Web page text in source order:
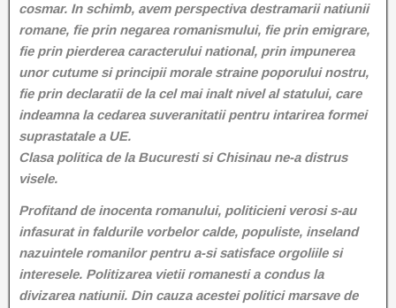
cosmar. In schimb, avem perspectiva destramarii natiunii
romane, fie prin negarea romanismului, fie prin emigrare,
fie prin pierderea caracterului national, prin impunerea
unor cutume si principii morale straine poporului nostru,
fie prin declaratii de la cel mai inalt nivel al statului, care
indeamna la cedarea suveranitatii pentru intarirea formei
suprastatale a UE.
Clasa politica de la Bucuresti si Chisinau ne-a distrus
visele.
Profitand de inocenta romanului, politicieni verosi s-au
infasurat in faldurile vorbelor calde, populiste, inseland
nazuintele romanilor pentru a-si satisface orgoliile si
interesele. Politizarea vietii romanesti a condus la
divizarea natiunii. Din cauza acestei politici marsave de